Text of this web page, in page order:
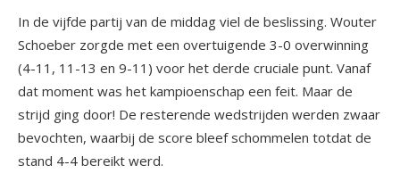
In de vijfde partij van de middag viel de beslissing. Wouter
Schoeber zorgde met een overtuigende 3-0 overwinning
(4-11, 11-13 en 9-11) voor het derde cruciale punt. Vanaf
dat moment was het kampioenschap een feit. Maar de
strijd ging door! De resterende wedstrijden werden zwaar
bevochten, waarbij de score bleef schommelen totdat de
stand 4-4 bereikt werd.